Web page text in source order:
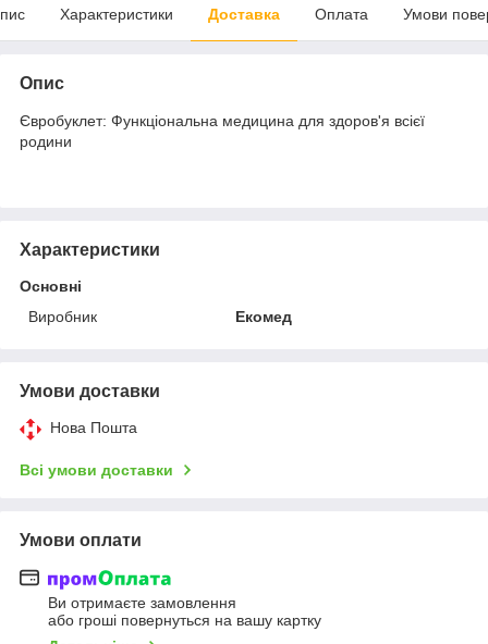
Характеристики Доставка Оплата Умови
Опис
Євробуклет: Функціональна медицина для здоров'я всієї
родини
Характеристики
Основні
Виробник
Екомед
Умови доставки
Нова Пошта
Всі умови доставки
Умови оплати
Ви отримаєте замовлення
або гроші повернуться на вашу картку